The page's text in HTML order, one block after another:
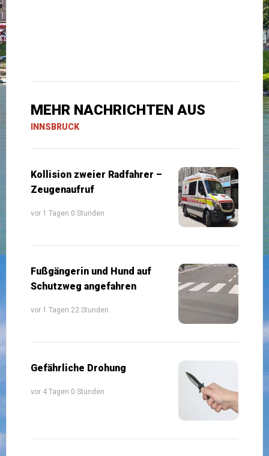
MEHR NACHRICHTEN AUS
INNSBRUCK
Kollision zweier Radfahrer –
Zeugenaufruf
vor 1 Tagen 0 Stunden
Fußgängerin und Hund auf
Schutzweg angefahren
vor 1 Tagen 22 Stunden
Gefährliche Drohung
vor 4 Tagen 0 Stunden